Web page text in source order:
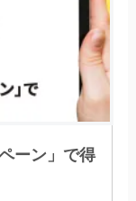
ーン」で得